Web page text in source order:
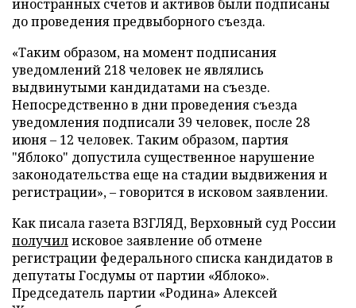
иностранных счетов и активов были подписаны
до проведения предвыборного съезда.
«Таким образом, на момент подписания
уведомлений 218 человек не являлись
выдвинутыми кандидатами на съезде.
Непосредственно в дни проведения съезда
уведомления подписали 39 человек, после 28
июня – 12 человек. Таким образом, партия
"Яблоко" допустила существенное нарушение
законодательства еще на стадии выдвижения и
регистрации», – говорится в исковом заявлении.
Как писала газета ВЗГЛЯД, Верховный суд России
получилисковое заявление об отмене
регистрации федерального списка кандидатов в
депутаты Госдумы от партии «Яблоко».
Председатель партии «Родина» Алексей